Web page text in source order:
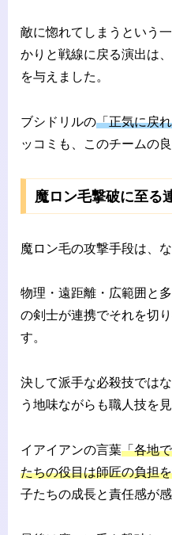
敵に惚れてしまうという
かりと戦線に戻る演出は
を与えました。
ブシドリルの「正気に戻
ッコミも、このチームの
魔ロン毛撃破に至る
魔ロン毛の攻撃手段は、
物理・遠距離・広範囲と
の剣士が連携でそれを切
す。
決して派手な必殺技ではな
う地味ながらも職人技を
イアイアンの言葉「各地
たちの役目は師匠の負担
子たちの成長と責任感が感